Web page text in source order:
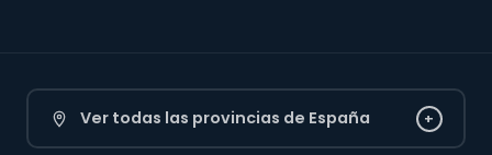
Ver todas las provincias de España +